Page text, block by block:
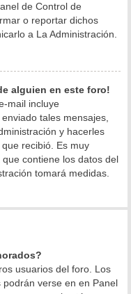
de Control de
o reportar dichos
a La Administración.
alguien en este foro!
mail incluye
tales mensajes,
y hacerles
recibió. Es muy
contiene los datos del
tomará medidas.
usuarios del foro. Los
podrán verse en en Panel